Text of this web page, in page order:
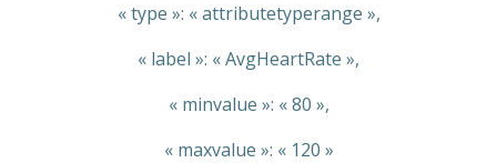
« type »: « attributetyperange »,
« label »: « AvgHeartRate »,
« minvalue »: « 80 »,
« maxvalue »: « 120 »